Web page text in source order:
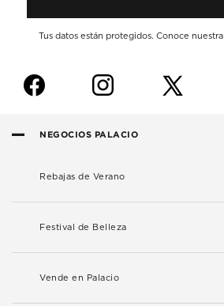
Tus datos están protegidos. Conoce nuestra
f i
NEGOCIOS PALACIO
Rebajas de Verano
Festival de Belleza
Vende en Palacio